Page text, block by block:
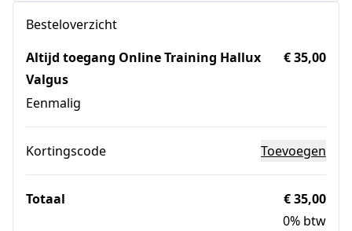
Besteloverzicht
Altijd toegang Online Training Hallux
Valgus
Eenmalig
€ 35,00
Kortingscode Toevoegen
Totaal
€ 35,00
0% btw